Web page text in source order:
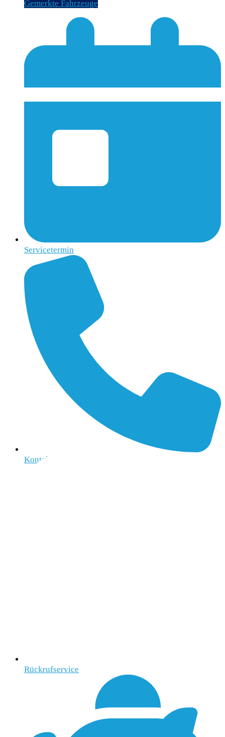
Gemerkte Fahrzeuge
Servicetermin
Kontakt
Rückrufservice